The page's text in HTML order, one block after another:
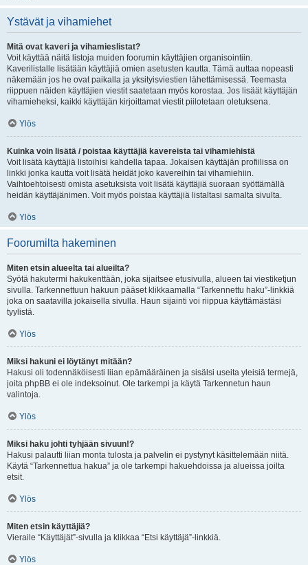
Ystävät ja vihamiehet
Mitä ovat kaveri ja vihamieslistat?
Voit käyttää näitä listoja muiden foorumin käyttäjien organisointiin.
Kaverilistalle lisätään käyttäjiä omien asetusten kautta. Tämä auttaa nopeasti
näkemään jos he ovat paikalla ja yksityisviestien lähettämisessä. Teemasta
riippuen näiden käyttäjien viestit saatetaan myös korostaa. Jos lisäät käyttäjän
vihamieheksi, kaikki käyttäjän kirjoittamat viestit piilotetaan oletuksena.
Ylös
Kuinka voin lisätä / poistaa käyttäjiä kavereista tai vihamiehistä
Voit lisätä käyttäjiä listoihisi kahdella tapaa. Jokaisen käyttäjän profiilissa on
linkki jonka kautta voit lisätä heidät joko kavereihin tai vihamiehiin.
Vaihtoehtoisesti omista asetuksista voit lisätä käyttäjiä suoraan syöttämällä
heidän käyttäjänimen. Voit myös poistaa käyttäjiä listaltasi samalta sivulta.
Ylös
Foorumilta hakeminen
Miten etsin alueelta tai alueilta?
Syötä hakutermi hakukenttään, joka sijaitsee etusivulla, alueen tai viestiketjun
sivulla. Tarkennettuun hakuun pääset klikkaamalla “Tarkennettu haku”-linkkiä
joka on saatavilla jokaisella sivulla. Haun sijainti voi riippua käyttämästäsi
tyylistä.
Ylös
Miksi hakuni ei löytänyt mitään?
Hakusi oli todennäköisesti liian epämääräinen ja sisälsi useita yleisiä termejä,
joita phpBB ei ole indeksoinut. Ole tarkempi ja käytä Tarkennetun haun
valintoja.
Ylös
Miksi haku johti tyhjään sivuun!?
Hakusi palautti liian monta tulosta ja palvelin ei pystynyt käsittelemään niitä.
Käytä “Tarkennettua hakua” ja ole tarkempi hakuehdoissa ja alueissa joilta
etsit.
Ylös
Miten etsin käyttäjiä?
Vieraile “Käyttäjät”-sivulla ja klikkaa “Etsi käyttäjä”-linkkiä.
Ylös